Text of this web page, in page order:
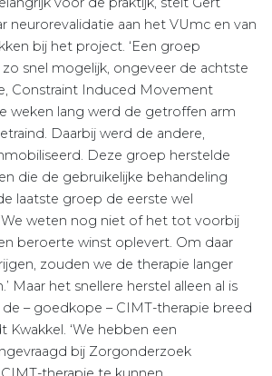
neurorevalidatie aan het VUmc en van
bij het project. ‘Een groep
snel mogelijk, ongeveer de achtste
Constraint Induced Movement
weken lang werd de getroffen arm
Daarbij werd de andere,
Deze groep herstelde
die de gebruikelijke behandeling
laatste groep de eerste wel
weten nog niet of het tot voorbij
beroerte winst oplevert. Om daar
zouden we de therapie langer
Maar het snellere herstel alleen al is
– goedkope – CIMT-therapie breed
Kwakkel. ‘We hebben een
bij Zorgonderzoek